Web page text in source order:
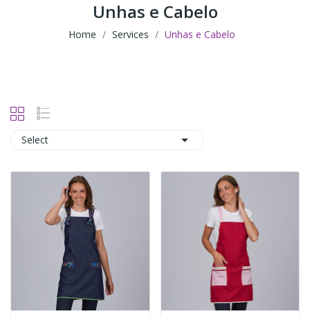
Unhas e Cabelo
Home Services Unhas e Cabelo
Select 